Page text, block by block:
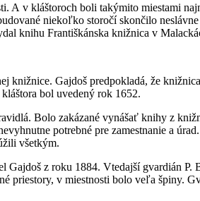
v kláštoroch boli takýmito miestami
niekoľko storočí skončilo
knihu Františkánska knižnica v
knižnice. Gajdoš predpokladá, že
bol uvedený rok 1652.
Bolo zakázané vynášať knihy z
potrebné pre zamestnanie a
všetkým.
z roku 1884. Vtedajší gvardián
priestory, v miestnosti bolo veľa špiny.